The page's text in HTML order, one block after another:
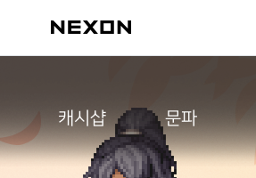
캐시샵 문파